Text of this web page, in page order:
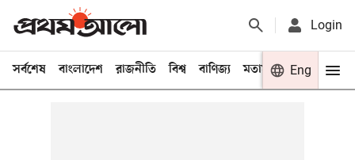
Login
সর্বশেষ বাংলাদেশ রাজনীতি বিশ্ব বাণিজ্য মতামত খেলা
Eng